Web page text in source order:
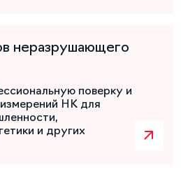
неразрушающего
поверку и
НК для
и других